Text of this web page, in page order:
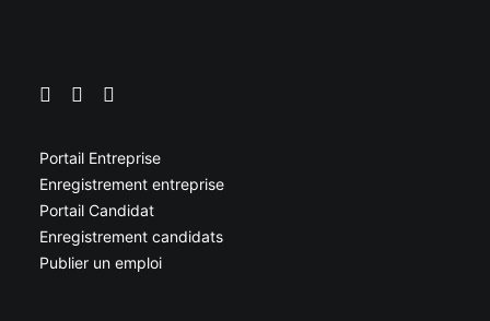
Portail Entreprise
Enregistrement entreprise
Portail Candidat
Enregistrement candidats
Publier un emploi